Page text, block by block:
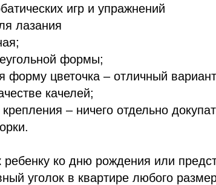
игр и упражнений
лазания
формы;
форму цветочка – отличный
качелей;
– ничего отдельно
ребенку ко дню рождения или
уголок в квартире любого